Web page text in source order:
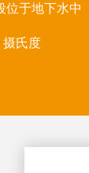
位于地下水中
氏度